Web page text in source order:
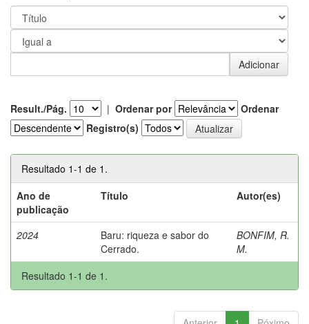
Result./Pág. | Ordenar por
Ordenar
Registro(s)
Resultado 1-1 de 1.
Ano de
publicação
Título Autor(es)
2024
Baru: riqueza e sabor do
Cerrado.
BONFIM, R.
M.
Resultado 1-1 de 1.